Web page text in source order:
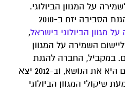
על המגוון הביולוגי.
הסביבה יזם ב-2010
מגוון הביולוגי בישראל,
השמירה על המגוון
במקביל, החברה להגנת
הטבע החליטה לקדם גם היא את הנושא, וב-2012 יצא
שיקולי המגוון הביולוגי